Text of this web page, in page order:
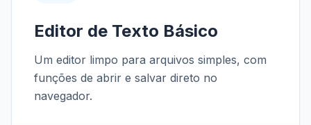
Editor de Texto Básico
Um editor limpo para arquivos simples, com
funções de abrir e salvar direto no
navegador.